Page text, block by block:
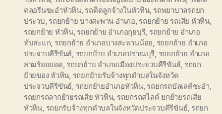
คลอรีนชะอำหัวหิน, รถติดลูกจ้างในหัวหิน, รถพยาบาลรถยก
ประวบ รถยกย้าย บางสะพาน อำเภอ รถยกย้าย รถเสีย หัวหิน,
รถยกย้าย หัวหิน, รถยกย้าย อำเภอกุยบุรี, รถยกย้าย อำเภอ
ทับสะแก รถยกย้าย อำเภอบางสะพานน้อย รถยกย้าย อำเภอ
ประจวบคีรีขันธ์ รถยกย้าย อำเภอปราณบุรี รถยกย้าย อำเภอ
สามร้อยยอด รถยกย้าย อำเภอเมืองประจวบคีรีขันธ์, รถยก
ย้ายของ หัวหิน รถยกย้ายรับจ้างทุกตำบลในจังหวัด
ประจวบคีรีขันธ์ รถยกย้ายอำเภอหัวหิน, รถยกรถบัลเลต์ชะอำ
รถยกรถลากย้ายรถเสีย หัวหิน, รถยกรถสไลด์ ยกย้ายรถเสีย
หัวหิน รถยกรับจ้างทุกตำบลในจังหวัดประจวบคีรีขันธ์, รถยก